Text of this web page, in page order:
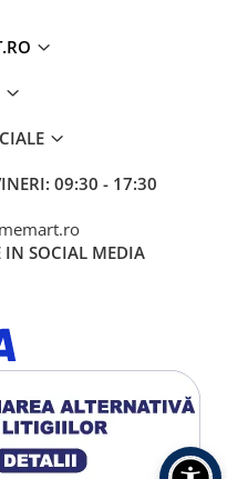
09:30 - 17:30
IN SOCIAL MEDIA